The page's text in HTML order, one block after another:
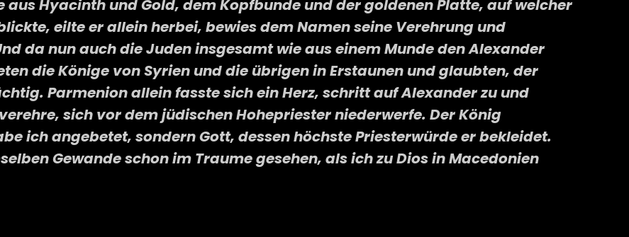
Hyacinth und Gold, dem Kopfbunde und der goldenen Platte, auf welcher
eilte er allein herbei, bewies dem Namen seine Verehrung und
da nun auch die Juden insgesamt wie aus einem Munde den Alexander
die Könige von Syrien und die übrigen in Erstaunen und glaubten, der
Parmenion allein fasste sich ein Herz, schritt auf Alexander zu und
sich vor dem jüdischen Hohepriester niederwerfe. Der König
ich angebetet, sondern Gott, dessen höchste Priesterwürde er bekleidet.
Gewande schon im Traume gesehen, als ich zu Dios in Macedonien